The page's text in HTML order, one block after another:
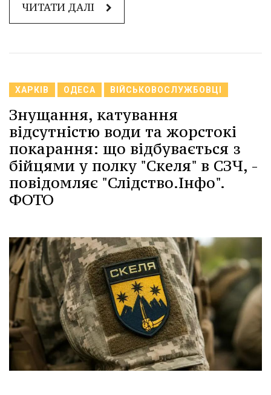
ЧИТАТИ ДАЛІ
ХАРКІВ ОДЕСА ВІЙСЬКОВОСЛУЖБОВЦІ
Знущання, катування
відсутністю води та жорстокі
покарання: що відбувається з
бійцями у полку "Скеля" в СЗЧ, -
повідомляє "Слідство.Інфо".
ФОТО